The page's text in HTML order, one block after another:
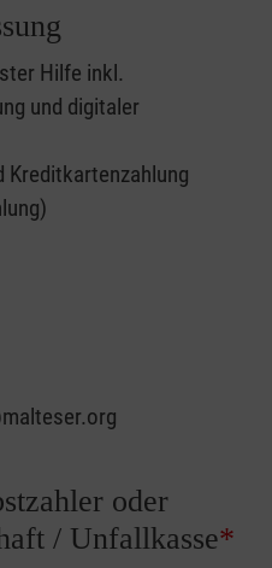
Hilfe inkl.
und digitaler
Kreditkartenzahlung
oder
/ Unfallkasse*